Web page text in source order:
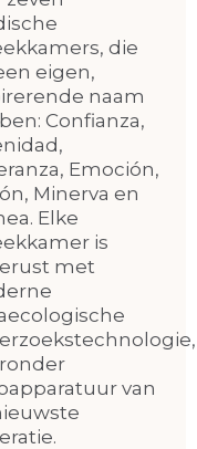
die
eigen,
naam
Confianza,
Emoción,
Minerva en
Elke
is
met
van